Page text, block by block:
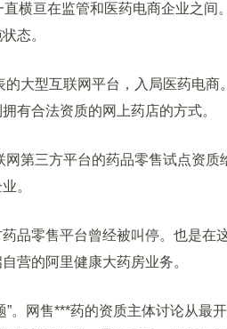
亘在监管和医药电商企业之间
态。
型互联网平台，入局医药电商
有合法资质的网上药店的方式。
三方平台的药品零售试点资质
。
零售平台曾经被叫停。也是在
营的阿里健康大药房业务。
网售***药的资质主体讨论从最